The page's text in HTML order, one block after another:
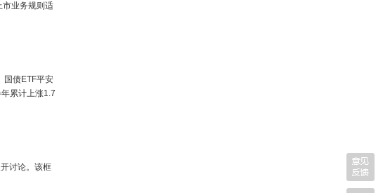
市业务规则适
国债ETF平安
累计上涨1.7
讨论。该框